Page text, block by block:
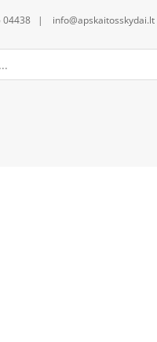
04438 | info@apskaitosskydai.lt